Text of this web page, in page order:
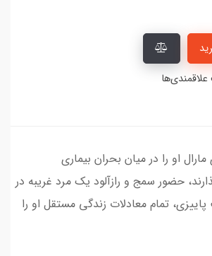
او را در میان بحران بیماری
حضور سمج و رازآلود یک مرد غریبه در
تمام معادلات زندگی مستقل او را